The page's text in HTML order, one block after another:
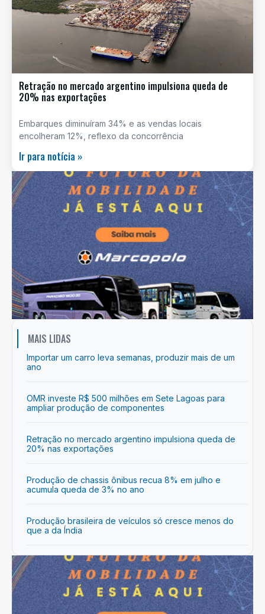
Retração no mercado argentino impulsiona queda de
20% nas exportações
Embarques diminuíram 34% e as vendas locais
encolheram 12%, reflexo da concorrência
Ir para notícia »
MAIS LIDAS
Importar um carro leva semanas, produzir mais de um
ano
OMR investe R$ 500 milhões em Sete Lagoas para
ampliar produção de componentes
Retração no mercado argentino impulsiona queda de
20% nas exportações
Produção de chassis ônibus recua 8% em julho e
acumula queda de 3% no ano
Produção brasileira de veículos só cresce menos do
que a da Índia